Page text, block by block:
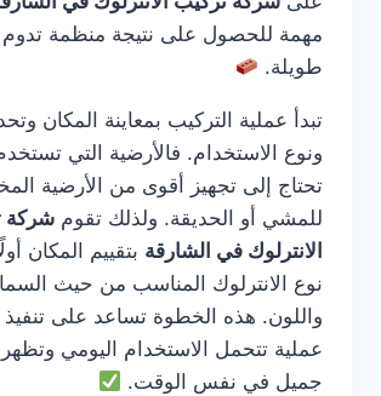
مهمة للحصول على نتيجة منظمة تدوم
طويلة.
تبدأ عملية التركيب بمعاينة المكان
ونوع الاستخدام. فالأرضية التي
تحتاج إلى تجهيز أقوى من الأرضية
للمشي أو الحديقة. ولذلك تقوم شركة
الانترلوك في الشارقة بتقييم المكان
نوع الانترلوك المناسب من حيث
واللون. هذه الخطوة تساعد على تنفيذ
عملية تتحمل الاستخدام اليومي
جميل في نفس الوقت.